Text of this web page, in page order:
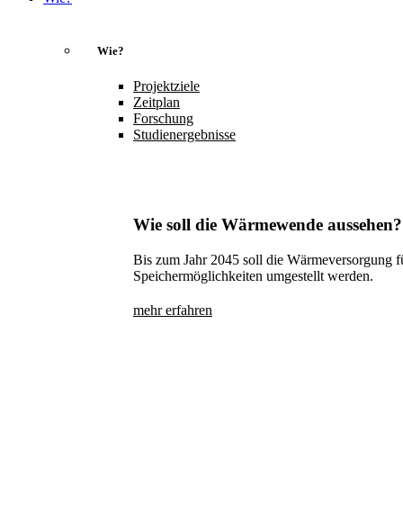
Wie?
Projektziele
Zeitplan
Forschung
Studienergebnisse
Wie soll die Wärmewende aussehen?
Bis zum Jahr 2045 soll die Wärmeversorgung
Speichermöglichkeiten umgestellt werden.
mehr erfahren